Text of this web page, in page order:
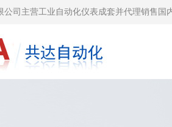
司主营工业自动化仪表成套并代理销售国